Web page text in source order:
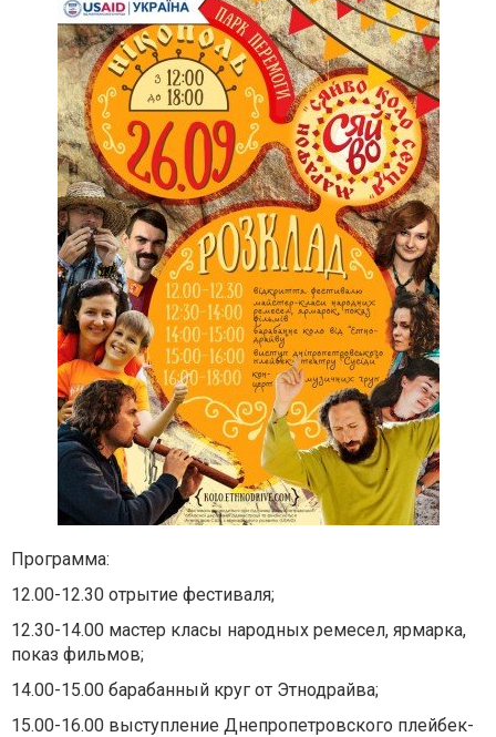
Программа:
12.00-12.30 отрытие фестиваля;
12.30-14.00 мастер класы народных ремесел, ярмарка,
показ фильмов;
14.00-15.00 барабанный круг от Этнодрайва;
15.00-16.00 выступление Днепропетровского плейбек-